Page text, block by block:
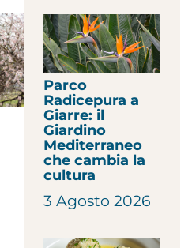
Parco
Radicepura a
Giarre: il
Giardino
Mediterraneo
che cambia la
cultura
3 Agosto 2026